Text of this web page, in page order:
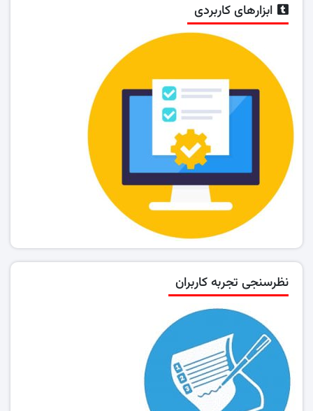
ابزارهای کاربردی
نظرسنجی تجربه کاربران